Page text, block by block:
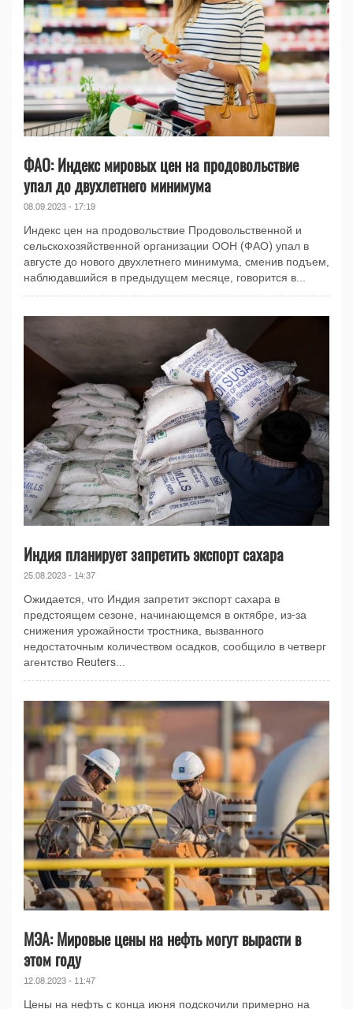
ФАО: Индекс мировых цен на продовольствие
упал до двухлетнего минимума
08.09.2023 - 17:19
Индекс цен на продовольствие Продовольственной и
сельскохозяйственной организации ООН (ФАО) упал в
августе до нового двухлетнего минимума, сменив подъем,
наблюдавшийся в предыдущем месяце, говорится в...
Индия планирует запретить экспорт сахара
25.08.2023 - 14:37
Ожидается, что Индия запретит экспорт сахара в
предстоящем сезоне, начинающемся в октябре, из-за
снижения урожайности тростника, вызванного
недостаточным количеством осадков, сообщило в четверг
агентство Reuters...
МЭА: Мировые цены на нефть могут вырасти в
этом году
12.08.2023 - 11:47
Цены на нефть с конца июня подскочили примерно на